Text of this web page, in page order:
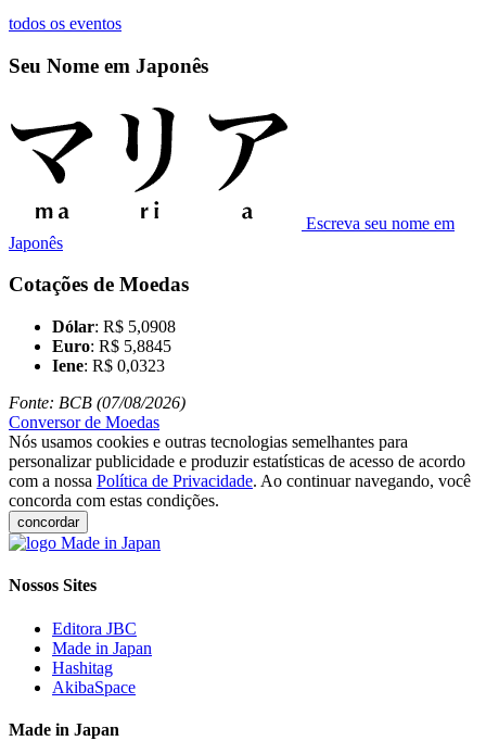
todos os eventos
Seu Nome em Japonês
Escreva seu nome em
Japonês
Cotações de Moedas
Dólar: R$ 5,0908
Euro: R$ 5,8845
Iene: R$ 0,0323
Fonte: BCB (07/08/2026)
Conversor de Moedas
Nós usamos cookies e outras tecnologias semelhantes para
personalizar publicidade e produzir estatísticas de acesso de acordo
com a nossa Política de Privacidade. Ao continuar navegando, você
concorda com estas condições.
concordar
Nossos Sites
Editora JBC
Made in Japan
Hashitag
AkibaSpace
Made in Japan